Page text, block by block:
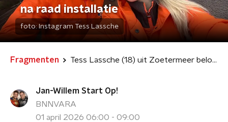
na raad installatie
foto:Instagram Tess Lassche
Fragmenten Tess Lassche (18) uit Zoetermeer belooft voor jongeren op te komen na raad installatie
Jan-Willem Start Op!
BNNVARA
01 april 2026 06:00 - 09:00